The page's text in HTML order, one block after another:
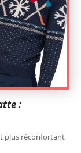
:
plus réconfortant